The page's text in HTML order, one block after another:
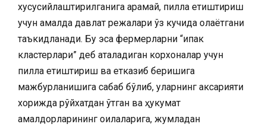
хусусийлаштирилганига қарамай, пилла етиштириш
учун амалда давлат режалари ўз кучида қолаётгани
таъкидланади. Бу эса фермерларни “ипак
кластерлари” деб аталадиган корхоналар учун
пилла етиштириш ва етказиб беришига
мажбурланишига сабаб бўлиб, уларнинг аксарияти
хорижда рўйхатдан ўтган ва ҳукумат
амалдорларининг оилаларига, жумладан